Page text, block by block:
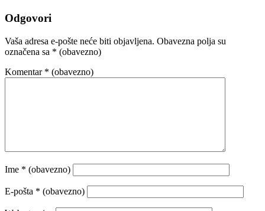
Odgovori
Vaša adresa e-pošte neće biti objavljena. Obavezna polja su
označena sa * (obavezno)
Komentar * (obavezno)
Ime * (obavezno)
E-pošta * (obavezno)